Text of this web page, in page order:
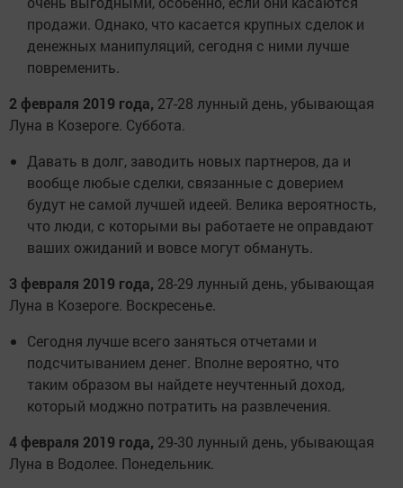
продажи. Однако, что касается крупных сделок и
денежных манипуляций, сегодня с ними лучше
повременить.
2 февраля 2019 года, 27-28 лунный день, убывающая
Луна в Козероге. Суббота.
Давать в долг, заводить новых партнеров, да и
вообще любые сделки, связанные с доверием
будут не самой лучшей идеей. Велика вероятность,
что люди, с которыми вы работаете не оправдают
ваших ожиданий и вовсе могут обмануть.
3 февраля 2019 года, 28-29 лунный день, убывающая
Луна в Козероге. Воскресенье.
Сегодня лучше всего заняться отчетами и
подсчитыванием денег. Вполне вероятно, что
таким образом вы найдете неучтенный доход,
который моджно потратить на развлечения.
4 февраля 2019 года, 29-30 лунный день, убывающая
Луна в Водолее. Понедельник.